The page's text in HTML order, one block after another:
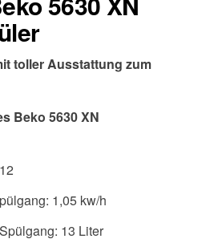
toller Ausstattung zum
Beko 5630 XN
1,05 kw/h
13 Liter